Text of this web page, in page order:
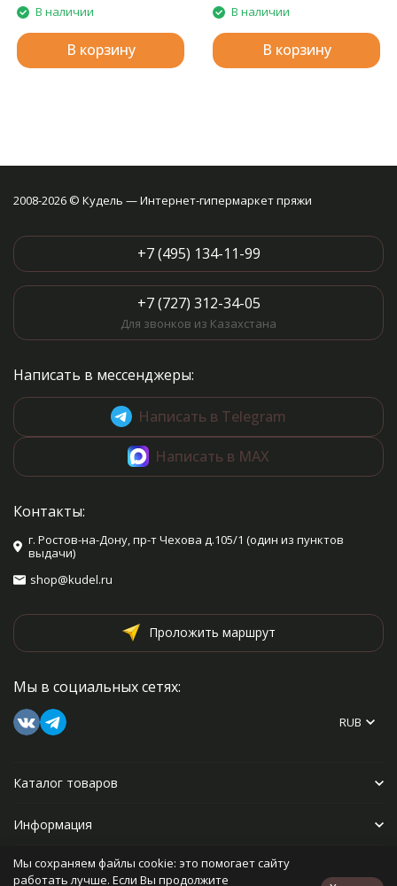
В наличии
В корзину
В наличии
В корзину
2008-2026 © Кудель — Интернет-гипермаркет пряжи
+7 (495) 134-11-99
+7 (727) 312-34-05
Для звонков из Казахстана
Написать в мессенджеры:
Написать в Telegram
Написать в MAX
Контакты:
г. Ростов-на-Дону, пр-т Чехова д.105/1 (один из пунктов
выдачи)
shop@kudel.ru
Проложить маршрут
Мы в социальных сетях:
RUB
Каталог товаров
Информация
Прочее
Мы сохраняем файлы cookie: это помогает сайту
работать лучше. Если Вы продолжите